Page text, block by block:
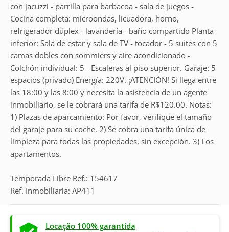
con jacuzzi - parrilla para barbacoa - sala de juegos -
Cocina completa: microondas, licuadora, horno,
refrigerador dúplex - lavandería - baño compartido Planta
inferior: Sala de estar y sala de TV - tocador - 5 suites con 5
camas dobles con sommiers y aire acondicionado -
Colchón individual: 5 - Escaleras al piso superior. Garaje: 5
espacios (privado) Energía: 220V. ¡ATENCIÓN! Si llega entre
las 18:00 y las 8:00 y necesita la asistencia de un agente
inmobiliario, se le cobrará una tarifa de R$120.00. Notas:
1) Plazas de aparcamiento: Por favor, verifique el tamaño
del garaje para su coche. 2) Se cobra una tarifa única de
limpieza para todas las propiedades, sin excepción. 3) Los
apartamentos.
Temporada Libre Ref.: 154617
Ref. Inmobiliaria: AP411
Locação 100% garantida